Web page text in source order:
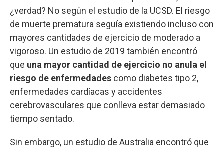
¿verdad? No según el estudio de la UCSD. El riesgo
de muerte prematura seguía existiendo incluso con
mayores cantidades de ejercicio de moderado a
vigoroso. Un estudio de 2019 también encontró
que una mayor cantidad de ejercicio no anula el
riesgo de enfermedades como diabetes tipo 2,
enfermedades cardíacas y accidentes
cerebrovasculares que conlleva estar demasiado
tiempo sentado.
Sin embargo, un estudio de Australia encontró que